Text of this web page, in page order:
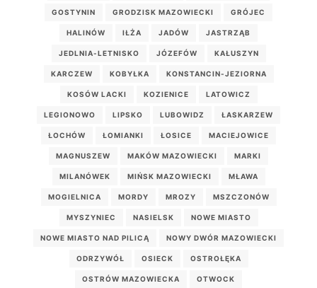
GOSTYNIN GRODZISK MAZOWIECKI GRÓJEC
HALINÓW IŁŻA JADÓW JASTRZĄB
JEDLNIA-LETNISKO JÓZEFÓW KAŁUSZYN
KARCZEW KOBYŁKA KONSTANCIN-JEZIORNA
KOSÓW LACKI KOZIENICE LATOWICZ
LEGIONOWO LIPSKO LUBOWIDZ ŁASKARZEW
ŁOCHÓW ŁOMIANKI ŁOSICE MACIEJOWICE
MAGNUSZEW MAKÓW MAZOWIECKI MARKI
MILANÓWEK MIŃSK MAZOWIECKI MŁAWA
MOGIELNICA MORDY MROZY MSZCZONÓW
MYSZYNIEC NASIELSK NOWE MIASTO
NOWE MIASTO NAD PILICĄ NOWY DWÓR MAZOWIECKI
ODRZYWÓŁ OSIECK OSTROŁĘKA
OSTRÓW MAZOWIECKA OTWOCK